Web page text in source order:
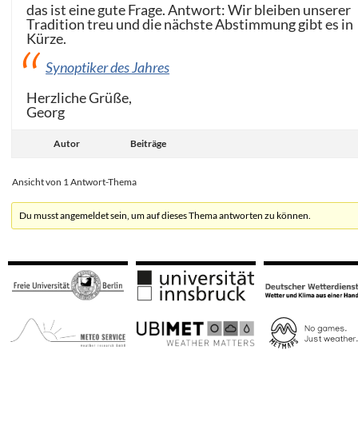
das ist eine gute Frage. Antwort: Wir bleiben unserer
Tradition treu und die nächste Abstimmung gibt es in
Kürze.
Synoptiker des Jahres
Herzliche Grüße,
Georg
Autor Beiträge
Ansicht von 1 Antwort-Thema
Du musst angemeldet sein, um auf dieses Thema antworten zu können.